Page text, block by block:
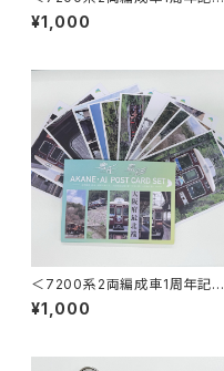
＞茜音ミニチュアマグネット2枚
セット
¥1,000
＜7200系2両編成車1周年記念
＞ポストカード12枚セット
¥1,000